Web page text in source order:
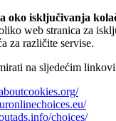
oko isključivanja
web stranica za
za različite servise.
na sljedećim
choices/